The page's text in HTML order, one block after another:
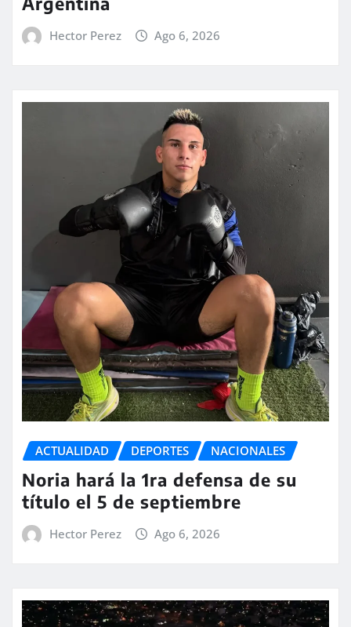
Hector Perez Ago 6, 2026
ACTUALIDAD DEPORTES NACIONALES
Noria hará la 1ra defensa de su
título el 5 de septiembre
Hector Perez Ago 6, 2026